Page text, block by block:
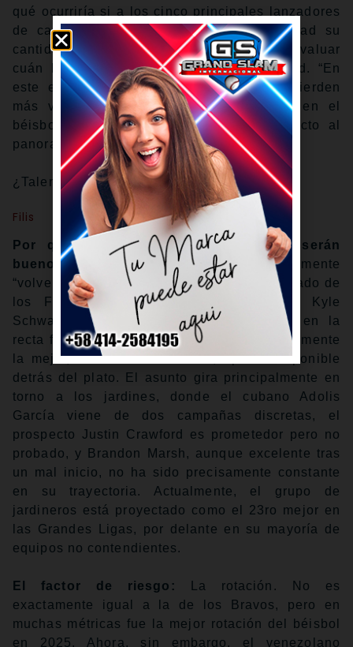
qué ocurriría si a los cinco principales lanzadores
de cada equipo se les redujera a la mitad su
cantidad proyectada de innings, es decir, evaluar
cuán buena y disponible es la profundidad. “En
este experimento”, escribió, “los Bravos pierden
más victorias que cualquier otro equipo en el
béisbol, cayendo casi ocho triunfos respecto al
panorama típico”.
¿Talentosos? Sí. ¿Arriesgados? Sin duda.
Filis
Por qué las proyecciones creen que serán
buenos, pero no tanto: No es exactamente
“volver a lo mismo”. Que aparezca el aficionado de
los Filis que no quería de regreso a Kyle
Schwarber, y aunque J.T. Realmuto está en la
recta final de su carrera, seguía siendo fácilmente
la mejor, en realidad la única, opción disponible
detrás del plato. El asunto gira principalmente en
torno a los jardines, donde el cubano Adolis
García viene de dos campañas discretas, el
prospecto Justin Crawford es prometedor pero no
probado, y Brandon Marsh, aunque excelente tras
un mal inicio, no ha sido precisamente constante
en su trayectoria. Actualmente, el grupo de
jardineros está proyectado como el 23ro mejor en
las Grandes Ligas, por delante en su mayoría de
equipos no contendientes.
El factor de riesgo: La rotación. No es
exactamente igual a la de los Bravos, pero en
muchas métricas fue la mejor rotación del béisbol
en 2025. Ahora, sin embargo, el venezolano